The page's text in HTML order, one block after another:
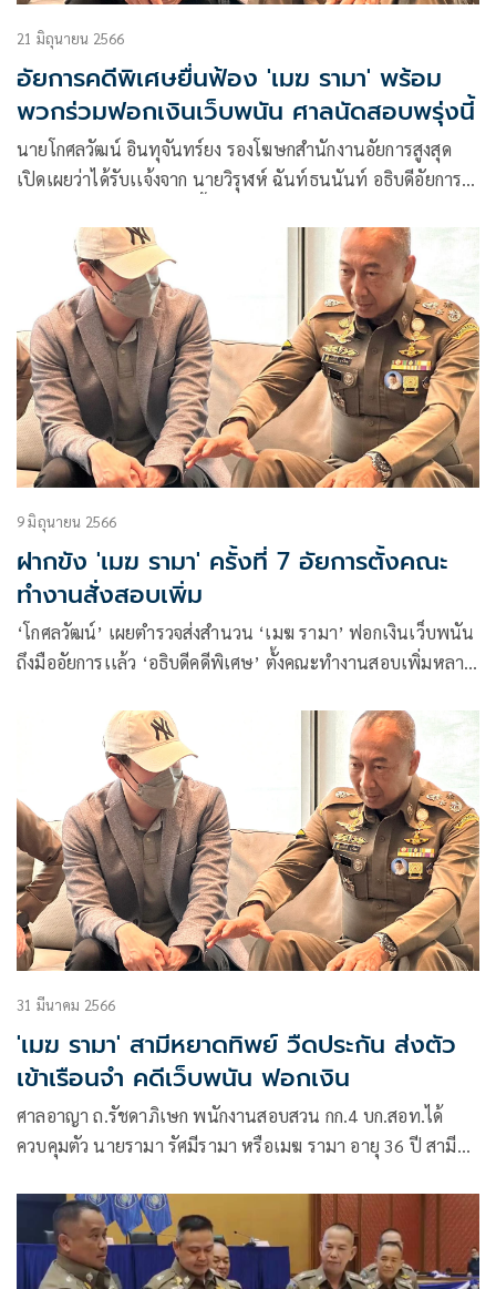
21 มิถุนายน 2566
อัยการคดีพิเศษยื่นฟ้อง 'เมฆ รามา' พร้อม
พวกร่วมฟอกเงินเว็บพนัน ศาลนัดสอบพรุ่งนี้
นายโกศลวัฒน์ อินทุจันทร์ยง รองโฆษกสำนักงานอัยการสูงสุด
เปิดเผยว่าได้รับเเจ้งจาก นายวิรุฬห์ ฉันท์ธนนันท์ อธิบดีอัยการ
พิเศษ3 ได้มีคำสั่งฟ้องนายรามา หรือเมฆ รัศมีรามา (ผู้ต้องหาที่7
9 มิถุนายน 2566
ฝากขัง 'เมฆ รามา' ครั้งที่ 7 อัยการตั้งคณะ
ทำงานสั่งสอบเพิ่ม
‘โกศลวัฒน์’ เผยตำรวจส่งสำนวน ‘เมฆ รามา’ ฟอกเงินเว็บพนัน
ถึงมืออัยการเเล้ว ‘อธิบดีคดีพิเศษ’ ตั้งคณะทำงานสอบเพิ่มหลาย
31 มีนาคม 2566
'เมฆ รามา' สามีหยาดทิพย์ วืดประกัน ส่งตัว
เข้าเรือนจำ คดีเว็บพนัน ฟอกเงิน
ศาลอาญา ถ.รัชดาภิเษก พนักงานสอบสวน กก.4 บก.สอท.ได้
ควบคุมตัว นายรามา รัศมีรามา หรือเมฆ รามา อายุ 36 ปี สามี
ประกอบด้วย นายนวปรินธ์ ทองน้อย อายุ 31 ปี ,นายนฤพงศ์
ลือนาม อายุ 29 ปี ,นายรัฐศาสตร์ วงศ์ชีวสุทธิ์ อายุ 32 ปี,นายชู
เกียรติ อวงรัมย์